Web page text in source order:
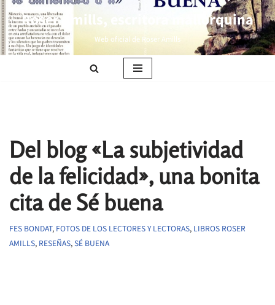
Saltar
al
Roser Amills, escritora mallorquina
Web oficial de Roser Amills
Del blog «La subjetividad
de la felicidad», una bonita
cita de Sé buena
FES BONDAT, FOTOS DE LOS LECTORES Y LECTORAS, LIBROS ROSER
AMILLS, RESEÑAS,SÉ BUENA